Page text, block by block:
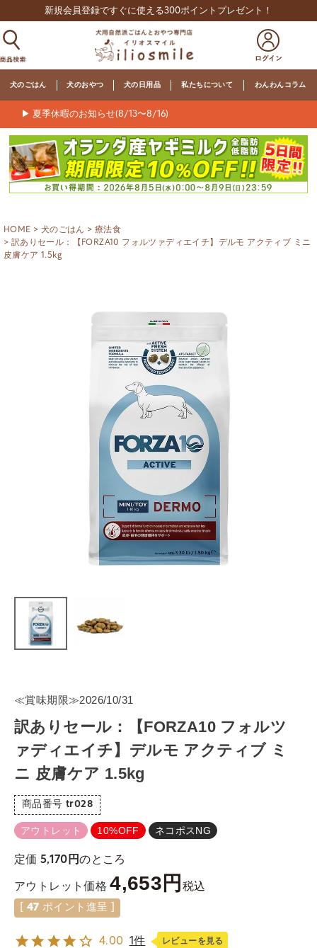
新規会員登録ですぐに使える300ポイントプレゼント！
犬のごはん 犬のおやつ 犬の日用品 私たちについて わんわんコラム
▶ 夏季休暇のお知らせ(8/13〜8/16)
HOME 犬のごはん
療法食
訳ありセール：【FORZA10 フォルツァディエイチ】デルモ アクティブ ミニ
皮膚ケア 1.5kg
≪賞味期限≫2026/10/31
訳ありセール：【FORZA10 フォルツ
ァディエイチ】デルモ アクティブ ミ
ニ 皮膚ケア 1.5kg
商品番号 tr028
アウトレット 10%OFF ネコポスNG
定価 5,170 のところ
アウトレット価格 4,653 税込
47 ポイント進呈 ]
4.00 1件 レビューを見る